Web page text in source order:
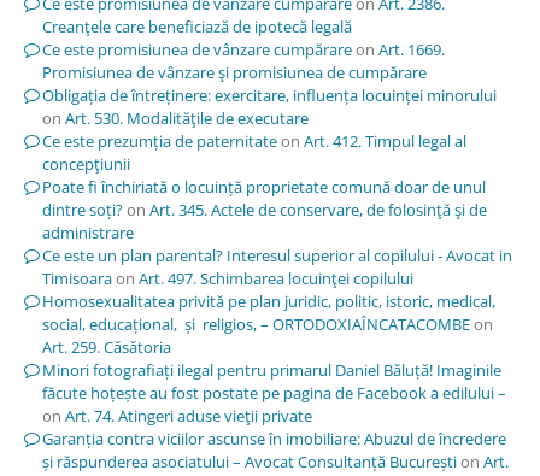
Creanţele care beneficiază de ipotecă legală
Ce este promisiunea de vânzare cumpărareon Art. 1669.
Promisiunea de vânzare şi promisiunea de cumpărare
Obligația de întreținere: exercitare, influența locuinței minorului
on Art. 530. Modalităţile de executare
Ce este prezumția de paternitateon Art. 412. Timpul legal al
concepţiunii
Poate fi închiriată o locuință proprietate comună doar de unul
dintre soți?on Art. 345. Actele de conservare, de folosinţă şi de
administrare
Ce este un plan parental? Interesul superior al copilului - Avocat in
Timisoaraon Art. 497. Schimbarea locuinţei copilului
Homosexualitatea privită pe plan juridic, politic, istoric, medical,
social, educațional, și religios, – ORTODOXIAÎNCATACOMBEon
Art. 259. Căsătoria
Minori fotografiați ilegal pentru primarul Daniel Băluță! Imaginile
făcute hoțește au fost postate pe pagina de Facebook a edilului –
on Art. 74. Atingeri aduse vieţii private
Garanția contra viciilor ascunse în imobiliare: Abuzul de încredere
și răspunderea asociatului – Avocat Consultanță Bucureștion Art.